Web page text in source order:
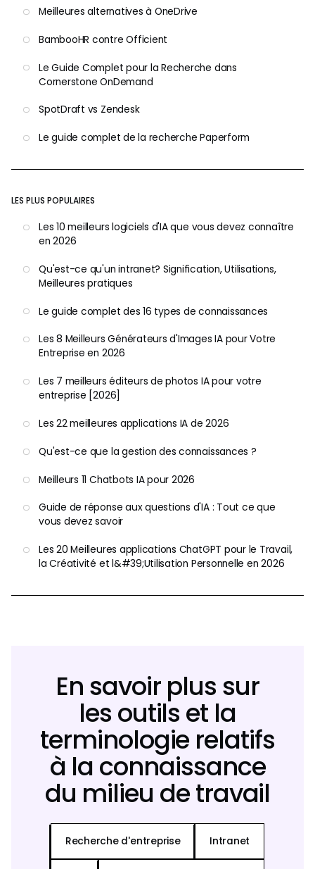
Meilleures alternatives à OneDrive
BambooHR contre Officient
Le Guide Complet pour la Recherche dans
Cornerstone OnDemand
SpotDraft vs Zendesk
Le guide complet de la recherche Paperform
LES PLUS POPULAIRES
Les 10 meilleurs logiciels d'IA que vous devez connaître
en 2026
Qu'est-ce qu'un intranet? Signification, Utilisations,
Meilleures pratiques
Le guide complet des 16 types de connaissances
Les 8 Meilleurs Générateurs d'Images IA pour Votre
Entreprise en 2026
Les 7 meilleurs éditeurs de photos IA pour votre
entreprise [2026]
Les 22 meilleures applications IA de 2026
Qu'est-ce que la gestion des connaissances ?
Meilleurs 11 Chatbots IA pour 2026
Guide de réponse aux questions d'IA : Tout ce que
vous devez savoir
Les 20 Meilleures applications ChatGPT pour le Travail,
la Créativité et l&#39;Utilisation Personnelle en 2026
En savoir plus sur
les outils et la
terminologie relatifs
à la connaissance
du milieu de travail
Recherche d'entreprise Intranet